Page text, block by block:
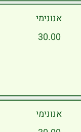
אנונימי
30.00
אנונימי